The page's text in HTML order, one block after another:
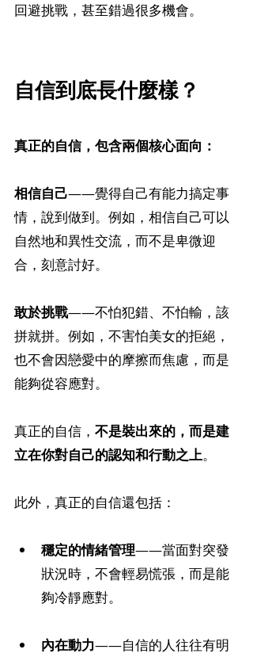
回避挑戰，甚至錯過很多機會。
自信到底長什麼樣？
真正的自信，包含兩個核心面向：
相信自己——覺得自己有能力搞定事
情，說到做到。例如，相信自己可以
自然地和異性交流，而不是卑微迎
合，刻意討好。
敢於挑戰——不怕犯錯、不怕輸，該
拼就拼。例如，不害怕美女的拒絕，
也不會因戀愛中的摩擦而焦慮，而是
能夠從容應對。
真正的自信， 不是裝出來的，而是建
立在你對自己的認知和行動之上。
此外，真正的自信還包括：
穩定的情緒管理——當面對突發
狀況時，不會輕易慌張，而是能
夠冷靜應對。
內在動力——自信的人往往有明